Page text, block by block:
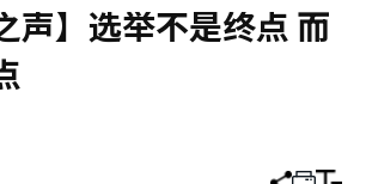
声】选举不是终点 而